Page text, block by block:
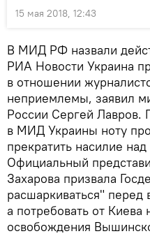
15 мая 2018, 12:43
В МИД РФ назвали
РИА Новости Украина
в отношении
неприемлемы, заявил
России Сергей Лавров.
в МИД Украины ноту
прекратить насилие
Официальный
Захарова призвала
расшаркиваться" перед
а потребовать от Киева
освобождения